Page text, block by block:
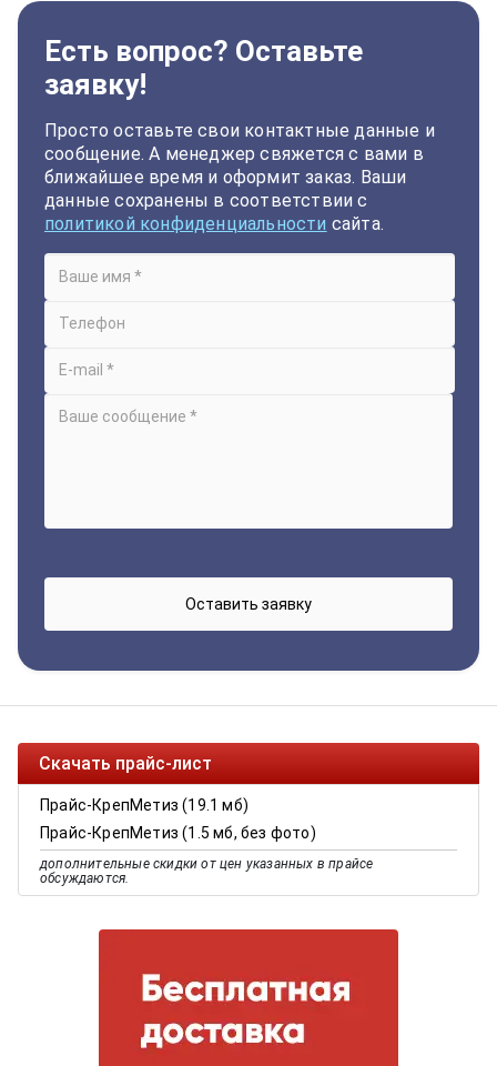
Есть вопрос? Оставьте
заявку!
Просто оставьте свои контактные данные и
сообщение. А менеджер свяжется с вами в
ближайшее время и оформит заказ. Ваши
данные сохранены в соответствии с
политикой конфиденциальности сайта.
Скачать прайс-лист
Прайс-КрепМетиз (19.1 мб)
Прайс-КрепМетиз (1.5 мб, без фото)
дополнительные скидки от цен указанных в прайсе
обсуждаются.